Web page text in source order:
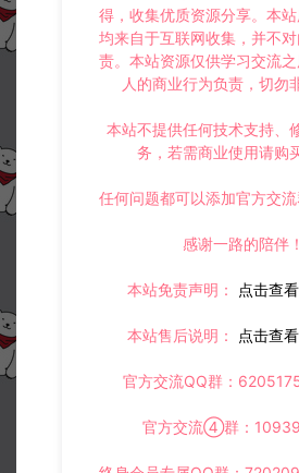
得，收集优质资源分享。本
均来自于互联网收集，并不
责。本站资源仅供学习交流
人的商业行为负责，切勿
本站不提供任何技术支持、
务，若需商业使用请购
任何问题都可以添加官方交流
感谢一路的陪伴！
本站免责声明： 点击查
本站售后说明： 点击查
官方交流QQ群：
官方交流④群：